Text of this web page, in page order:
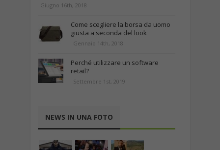
Giugno 16th, 2018
Come scegliere la borsa da uomo
giusta a seconda del look
Gennaio 14th, 2018
Perché utilizzare un software
retail?
Settembre 1st, 2019
NEWS IN UNA FOTO